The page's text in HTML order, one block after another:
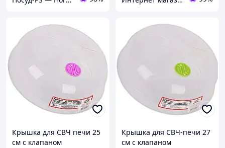
Крышка для СВЧ печи 25
см с клапаном
Крышка для СВЧ-печи 27
см с клапаном